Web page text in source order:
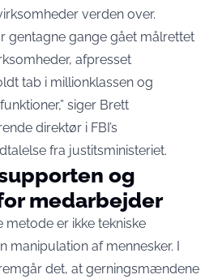
verden over.
gentagne gange gået målrettet
afpresset
tab i millionklassen og
siger Brett
direktør i FBI’s
fra justitsministeriet.
og
medarbejder
er ikke tekniske
manipulation af mennesker. I
det, at gerningsmændene